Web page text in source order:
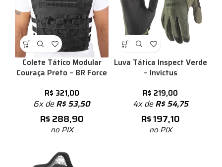
Colete Tático Modular
Couraça Preto – BR Force
R$ 321,00
6x deR$53,50
R$288,90
no PIX
Luva Tática Inspect Verde
– Invictus
R$ 219,00
4x deR$54,75
R$197,10
no PIX